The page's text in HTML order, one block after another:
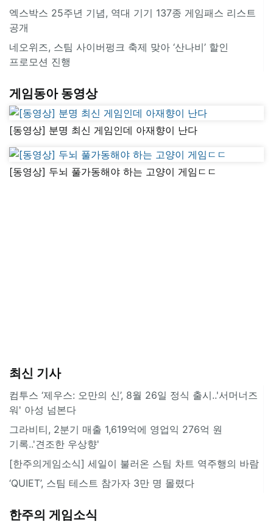
엑스박스 25주년 기념, 역대 기기 137종 게임패스 리스트
공개
네오위즈, 스팀 사이버펑크 축제 맞아 ‘산나비’ 할인
프로모션 진행
게임동아 동영상
[동영상] 분명 최신 게임인데 아재향이 난다
[동영상] 두뇌 풀가동해야 하는 고양이 게임ㄷㄷ
최신 기사
컴투스 ‘제우스: 오만의 신’, 8월 26일 정식 출시..'서머너즈
워' 아성 넘본다
그라비티, 2분기 매출 1,619억에 영업익 276억 원
기록..'견조한 우상향'
[한주의게임소식] 세일이 불러온 스팀 차트 역주행의 바람
‘QUIET’, 스팀 테스트 참가자 3만 명 몰렸다
한주의 게임소식